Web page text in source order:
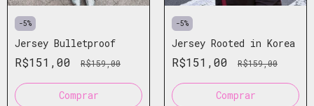
-5%
Jersey Bulletproof
R$151,00 R$159,00
Comprar
-5%
Jersey Rooted in Korea
R$151,00 R$159,00
Comprar